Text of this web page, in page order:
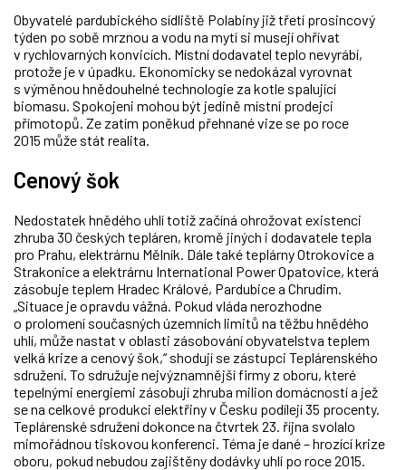
Obyvatelé pardubického sídliště Polabiny již třetí prosincový
týden po sobě mrznou a vodu na mytí si musejí ohřívat
v rychlovarných konvicích. Místní dodavatel teplo nevyrábí,
protože je v úpadku. Ekonomicky se nedokázal vyrovnat
s výměnou hnědouhelné technologie za kotle spalující
biomasu. Spokojeni mohou být jedině místní prodejci
přímotopů. Ze zatím poněkud přehnané vize se po roce
2015 může stát realita.
Cenový šok
Nedostatek hnědého uhlí totiž začíná ohrožovat existenci
zhruba 30 českých tepláren, kromě jiných i dodavatele tepla
pro Prahu, elektrárnu Mělník. Dále také teplárny Otrokovice a
Strakonice a elektrárnu International Power Opatovice, která
zásobuje teplem Hradec Králové, Pardubice a Chrudim.
„Situace je opravdu vážná. Pokud vláda nerozhodne
o prolomení současných územních limitů na těžbu hnědého
uhlí, může nastat v oblasti zásobování obyvatelstva teplem
velká krize a cenový šok,“ shodují se zástupci Teplárenského
sdružení. To sdružuje nejvýznamnější firmy z oboru, které
tepelnými energiemi zásobují zhruba milion domácností a jež
se na celkové produkci elektřiny v Česku podílejí 35 procenty.
Teplárenské sdružení dokonce na čtvrtek 23. října svolalo
mimořádnou tiskovou konferenci. Téma je dané – hrozící krize
oboru, pokud nebudou zajištěny dodávky uhlí po roce 2015.